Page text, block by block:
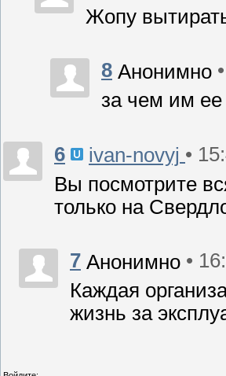
Жопу
8 Анонимно
за чем им ее
6 ivan-novyj •
Вы посмотрите
только на
7 Анонимно •
Каждая
жизнь за